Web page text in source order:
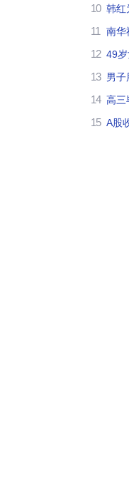
10 韩红
11 南华
12 49
13 男子
14 高三
15 A股